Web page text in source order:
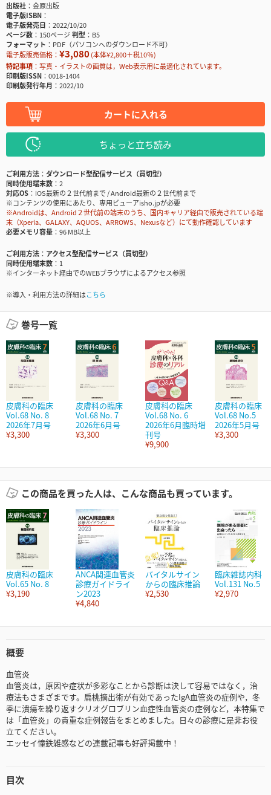
出版社
金原出版
電子版ISBN
電子版発売日
2022/10/20
ページ数
150ページ判型
B5
フォーマット
PDF（パソコンへのダウンロード不可）
電子版販売価格： ¥3,080(本体¥2,800＋税10％)
特記事項
写真・イラストの画質は，Web表示用に最適化されています。
印刷版ISSN
0018-1404
印刷版発行年月
2022/10
カートに入れる
ちょっと立ち読み
ご利用方法
ダウンロード型配信サービス（買切型）
同時使用端末数
2
対応OS
iOS最新の２世代前まで / Android最新の２世代前まで
※コンテンツの使用にあたり、専用ビューアisho.jpが必要
※Androidは、Android２世代前の端末のうち、国内キャリア経由で販売されている端
末（Xperia、GALAXY、AQUOS、ARROWS、Nexusなど）にて動作確認しています
必要メモリ容量
96 MB以上
ご利用方法
アクセス型配信サービス（買切型）
同時使用端末数
1
※インターネット経由でのWEBブラウザによるアクセス参照
※導入・利用方法の詳細はこちら
巻号一覧
皮膚科の臨床
Vol.68 No. 8
2026年7月号
¥3,300
皮膚科の臨床
Vol.68 No. 7
2026年6月号
¥3,300
皮膚科の臨床
Vol.68 No. 6
2026年6月臨時増
刊号
¥9,900
皮膚科の臨床
Vol.68 No.5
2026年5月号
¥3,300
この商品を買った人は、こんな商品も買っています。
皮膚科の臨床
Vol.65 No. 8
¥3,190
ANCA関連血管炎
診療ガイドライ
ン2023
¥4,840
バイタルサイン
からの臨床推論
¥2,530
臨床雑誌内科
Vol.131 No.5
¥2,970
概要
血管炎
血管炎は，原因や症状が多彩なことから診断は決して容易ではなく，治
療法もさまざまです。扁桃摘出術が有効であったIgA血管炎の症例や，冬
季に潰瘍を繰り返すクリオグロブリン血症性血管炎の症例など，本特集で
は「血管炎」の貴重な症例報告をまとめました。日々の診療に是非お役
立てください。
エッセイ憧鉄雑感などの連載記事も好評掲載中！
目次